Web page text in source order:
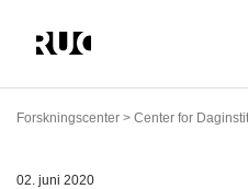
hovedindhold
Forskningscenter > Center for
02. juni 2020